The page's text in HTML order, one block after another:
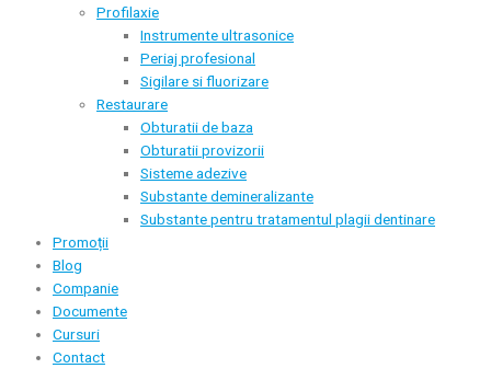
Profilaxie
Instrumente ultrasonice
Periaj profesional
Sigilare si fluorizare
Restaurare
Obturatii de baza
Obturatii provizorii
Sisteme adezive
Substante demineralizante
Substante pentru tratamentul plagii dentinare
Promoții
Blog
Companie
Documente
Cursuri
Contact